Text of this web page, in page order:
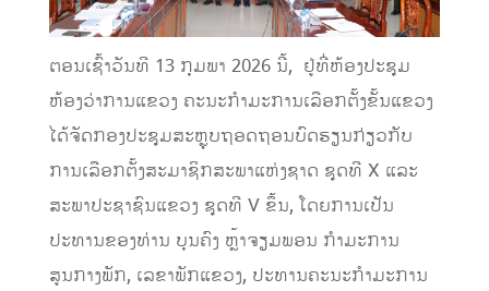
ຕອນເຊົ້າວັນທີ 13 ກຸມພາ 2026 ນີ້, ຢູ່ທີ່ຫ້ອງປະຊຸມ
ຫ້ອງວ່າການແຂວງ ຄະນະກຳມະການເລືອກຕັ້ງຂັ້ນແຂວງ
ໄດ້ຈັດກອງປະຊຸມສະຫຼຸບຖອດຖອນບົດຮຽນກ່ຽວກັບ
ການເລືອກຕັ້ງສະມາຊິກສະພາແຫ່ງຊາດ ຊຸດທີ X ແລະ
ສະພາປະຊາຊົນແຂວງ ຊຸດທີ V ຂຶ້ນ, ໂດຍການເປັນ
ປະທານຂອງທ່ານ ບຸນຄົງ ຫຼ້າຈຽມພອນ ກຳມະການ
ສູນກາງພັກ, ເລຂາພັກແຂວງ, ປະທານຄະນະກຳມະການ